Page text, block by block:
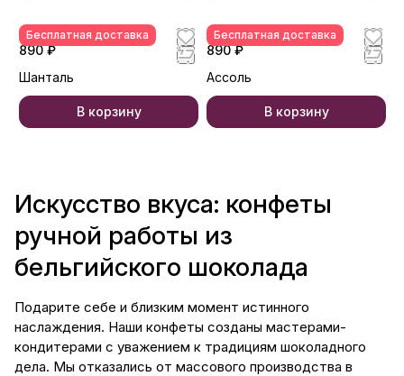
Бесплатная доставка
890 ₽
Шанталь
В корзину
Бесплатная доставка
890 ₽
Ассоль
В корзину
Искусство вкуса: конфеты
ручной работы из
бельгийского шоколада
Подарите себе и близким момент истинного
наслаждения. Наши конфеты созданы мастерами-
кондитерами с уважением к традициям шоколадного
дела. Мы отказались от массового производства в